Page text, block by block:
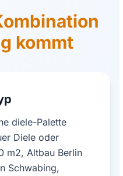
kommt
diele-Palette
Diele oder
m2, Altbau Berlin
Schwabing,